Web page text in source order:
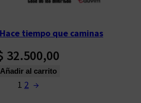
Hace tiempo que caminas
32.500,00
Añadir al carrito
1 2 →